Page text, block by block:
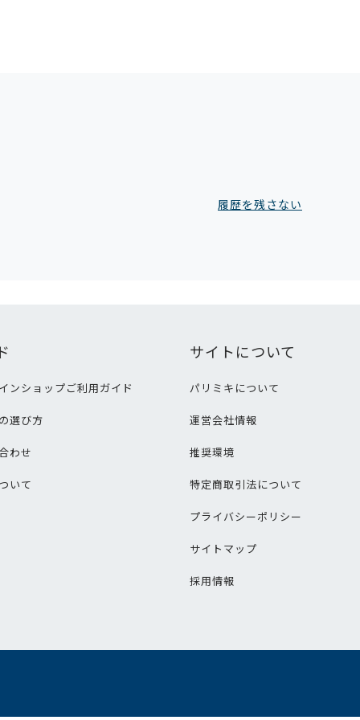
履歴を残さない
ンショップご利用ガイド
選び方
わせ
いて
サイトについて
パリミキについて
運営会社情報
推奨環境
特定商取引法について
プライバシーポリシー
サイトマップ
採用情報